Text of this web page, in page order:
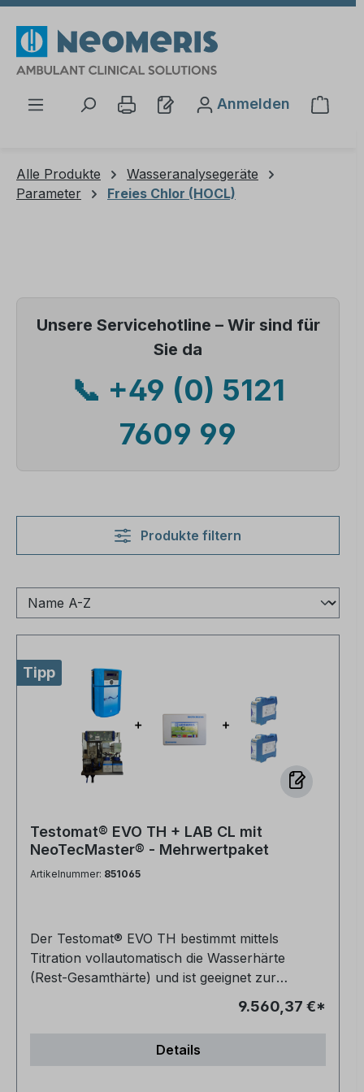
Anmelden
Alle Produkte
Wasseranalysegeräte
Parameter
Freies Chlor (HOCL)
Unsere Servicehotline – Wir sind für
Sie da
📞 +49 (0) 5121
7609 99
Produkte filtern
Tipp
Testomat® EVO TH + LAB CL mit
NeoTecMaster® - Mehrwertpaket
Artikelnummer: 851065
Der Testomat® EVO TH bestimmt mittels
Titration vollautomatisch die Wasserhärte
(Rest-Gesamthärte) und ist geeignet zur
Wasseraufbereitungs-, Trinkwasseranlagen,
Industrieheizkessel sowie zur Überwachung
des Prozesswassers. Zudem besitzt unser
9.560,37 €*
Details